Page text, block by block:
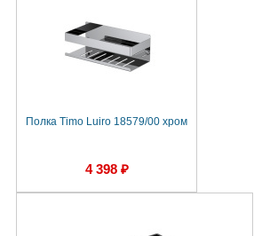
Полка Timo Luiro 18579/00 хром
4 398 ₽